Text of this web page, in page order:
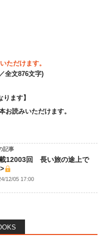
ただけます。
全文876文字)
ます】
お読みいただけます。
記事
12003回 長い旅の途上で
12/05 17:00